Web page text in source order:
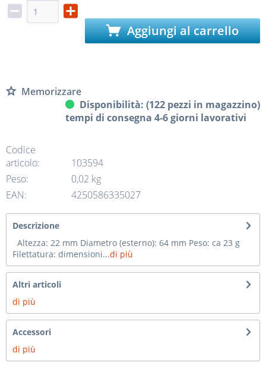
Aggiungi al carrello
Memorizzare
Disponibilità: (122 pezzi in magazzino)
tempi di consegna 4-6 giorni lavorativi
Codice
articolo:
103594
Peso:
0,02 kg
EAN:
4250586335027
Descrizione
Altezza: 22 mm Diametro (esterno): 64 mm Peso: ca 23 g
Filettatura: dimensioni...di più
Altri articoli
di più
Accessori
di più